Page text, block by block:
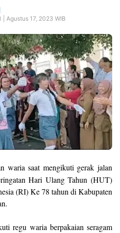
| Agustus 17, 2023 WIB
waria saat mengikuti gerak jalan
Hari Ulang Tahun (HUT)
(RI) Ke 78 tahun di Kabupaten
regu waria berpakaian seragam